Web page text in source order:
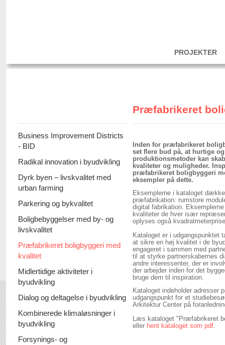
PROJEKTER
Business Improvement Districts
- BID
Radikal innovation i byudvikling
Dyrk byen – livskvalitet med
urban farming
Parkering og bykvalitet
Boligbebyggelser med by- og
livskvalitet
Præfabrikeret boligbyggeri med
kvalitet
Midlertidige aktiviteter i
byudvikling
Dialog og deltagelse i byudvikling
Kombinerede klimaløsninger i
byudvikling
Forsynings- og
Præfabrikeret
Inden for præfabrikeret
set flere bud på, at hurtige
produktionsmetoder kan
kvaliteter og muligheder.
præfabrikeret boligbyggeri
eksempler på dette.
Eksemplerne i kataloget
præfabrikation: rumstore
digital fabrikation.
kvaliteter de hver især
oplyses også
Kataloget er i
at sikre en høj kvalitet i de
engageret i sammen med
til at styrke partnerskabernes
andre interessenter, der er
der arbejder inden for det
bruge dem til inspiration.
Kataloget indeholder adresser
udgangspunkt for et
Arkitektur Center på
Læs kataloget "Præfabrikeret
eller hent kataloget som pdf.